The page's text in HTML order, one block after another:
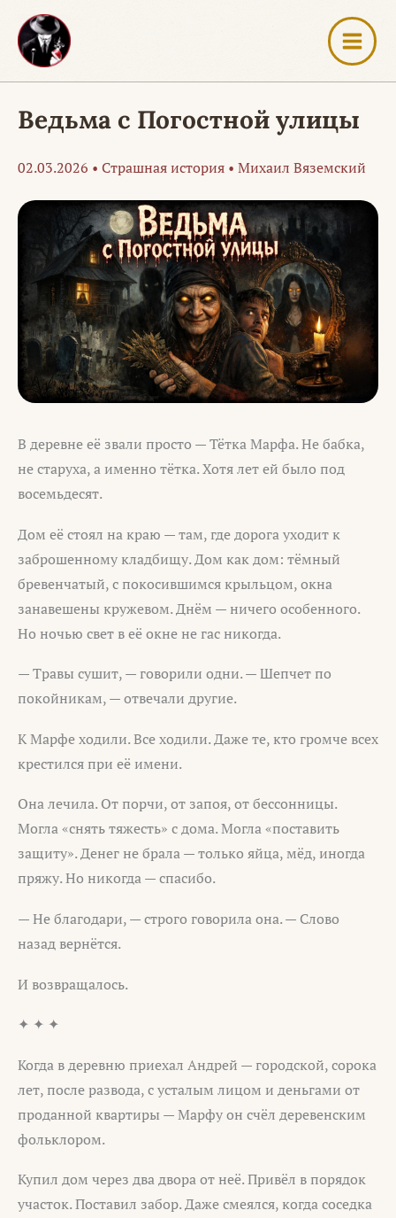
Перейти
содержимому
Ведьма с Погостной улицы
02.03.2026 • Страшная история • Михаил Вяземский
В деревне её звали просто — Тётка Марфа. Не бабка,
не старуха, а именно тётка. Хотя лет ей было под
восемьдесят.
Дом её стоял на краю — там, где дорога уходит к
заброшенному кладбищу. Дом как дом: тёмный
бревенчатый, с покосившимся крыльцом, окна
занавешены кружевом. Днём — ничего особенного.
Но ночью свет в её окне не гас никогда.
— Травы сушит, — говорили одни. — Шепчет по
покойникам, — отвечали другие.
К Марфе ходили. Все ходили. Даже те, кто громче всех
крестился при её имени.
Она лечила. От порчи, от запоя, от бессонницы.
Могла «снять тяжесть» с дома. Могла «поставить
защиту». Денег не брала — только яйца, мёд, иногда
пряжу. Но никогда — спасибо.
— Не благодари, — строго говорила она. — Слово
назад вернётся.
И возвращалось.
✦ ✦ ✦
Когда в деревню приехал Андрей — городской, сорока
лет, после развода, с усталым лицом и деньгами от
проданной квартиры — Марфу он счёл деревенским
фольклором.
Купил дом через два двора от неё. Привёл в порядок
участок. Поставил забор. Даже смеялся, когда соседка